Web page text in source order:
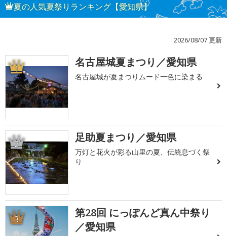
夏の人気夏祭りランキング【愛知県】
2026/08/07 更新
1 名古屋城夏まつり／愛知県
名古屋城が夏まつりムード一色に染まる
2 足助夏まつり／愛知県
万灯と花火が彩る山里の夏、伝統息づく祭
り
3
第28回 にっぽんど真ん中祭り
／愛知県